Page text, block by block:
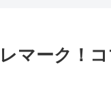
マーク！